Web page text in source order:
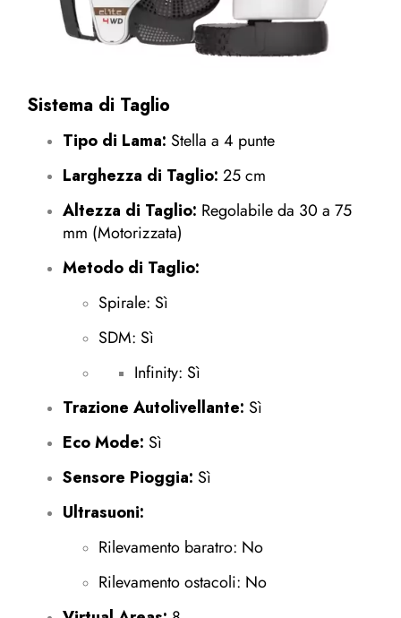
Sistema di Taglio
Tipo di Lama: Stella a 4 punte
Larghezza di Taglio: 25 cm
Altezza di Taglio: Regolabile da 30 a 75
mm (Motorizzata)
Metodo di Taglio:
Spirale: Sì
SDM: Sì
Infinity: Sì
Trazione Autolivellante: Sì
Eco Mode: Sì
Sensore Pioggia: Sì
Ultrasuoni:
Rilevamento baratro: No
Rilevamento ostacoli: No